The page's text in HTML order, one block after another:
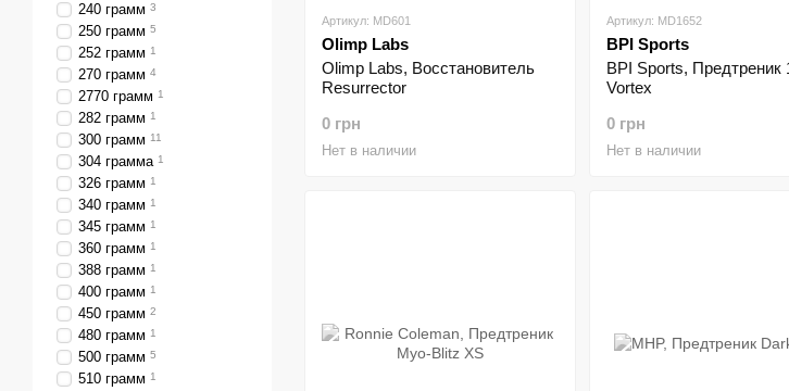
Артикул: MD601
Olimp Labs
Olimp Labs, Восстановитель
Resurrector
0 грн
Нет в наличии
Артикул: MD1652
BPI Sports
BPI Sports, Предтреник
Vortex
0 грн
Нет в наличии
240 грамм 3
250 грамм 5
252 грамм 1
270 грамм 4
2770 грамм 1
282 грамм 1
300 грамм 11
304 грамма 1
326 грамм 1
340 грамм 1
345 грамм 1
360 грамм 1
388 грамм 1
400 грамм 1
450 грамм 2
480 грамм 1
500 грамм 5
510 грамм 1